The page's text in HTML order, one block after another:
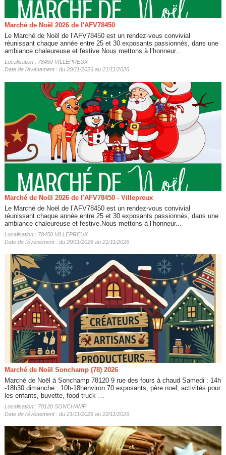
Marché de Noël 2026 de l'AFV78450
Le Marché de Noël de l’AFV78450 est un rendez-vous convivial
réunissant chaque année entre 25 et 30 exposants passionnés, dans une
ambiance chaleureuse et festive.Nous mettons à l’honneur...
Localisation : 78450 VILLEPREUX
Date de l'évènement : du 20/11/2026 au 21/11/2026
Marché de Noël 2026 de l'AFV78450 - Villepreux
Le Marché de Noël de l’AFV78450 est un rendez-vous convivial
réunissant chaque année entre 25 et 30 exposants passionnés, dans une
ambiance chaleureuse et festive.Nous mettons à l’honneur...
Localisation : 78450 VILLEPREUX
Date de l'évènement : du 20/11/2026 au 21/11/2026
Marché de Noël Sonchamp (78) 2026
Marché de Noël à Sonchamp 78120 9 rue des fours à chaud Samedi : 14h
-18h30 dimanche : 10h-18henviron 70 exposants, père noel, activités pour
les enfants, buvette, food truck …
Localisation : 78120 SONCHAMP
Date de l'évènement : du 21/11/2026 au 22/11/2026